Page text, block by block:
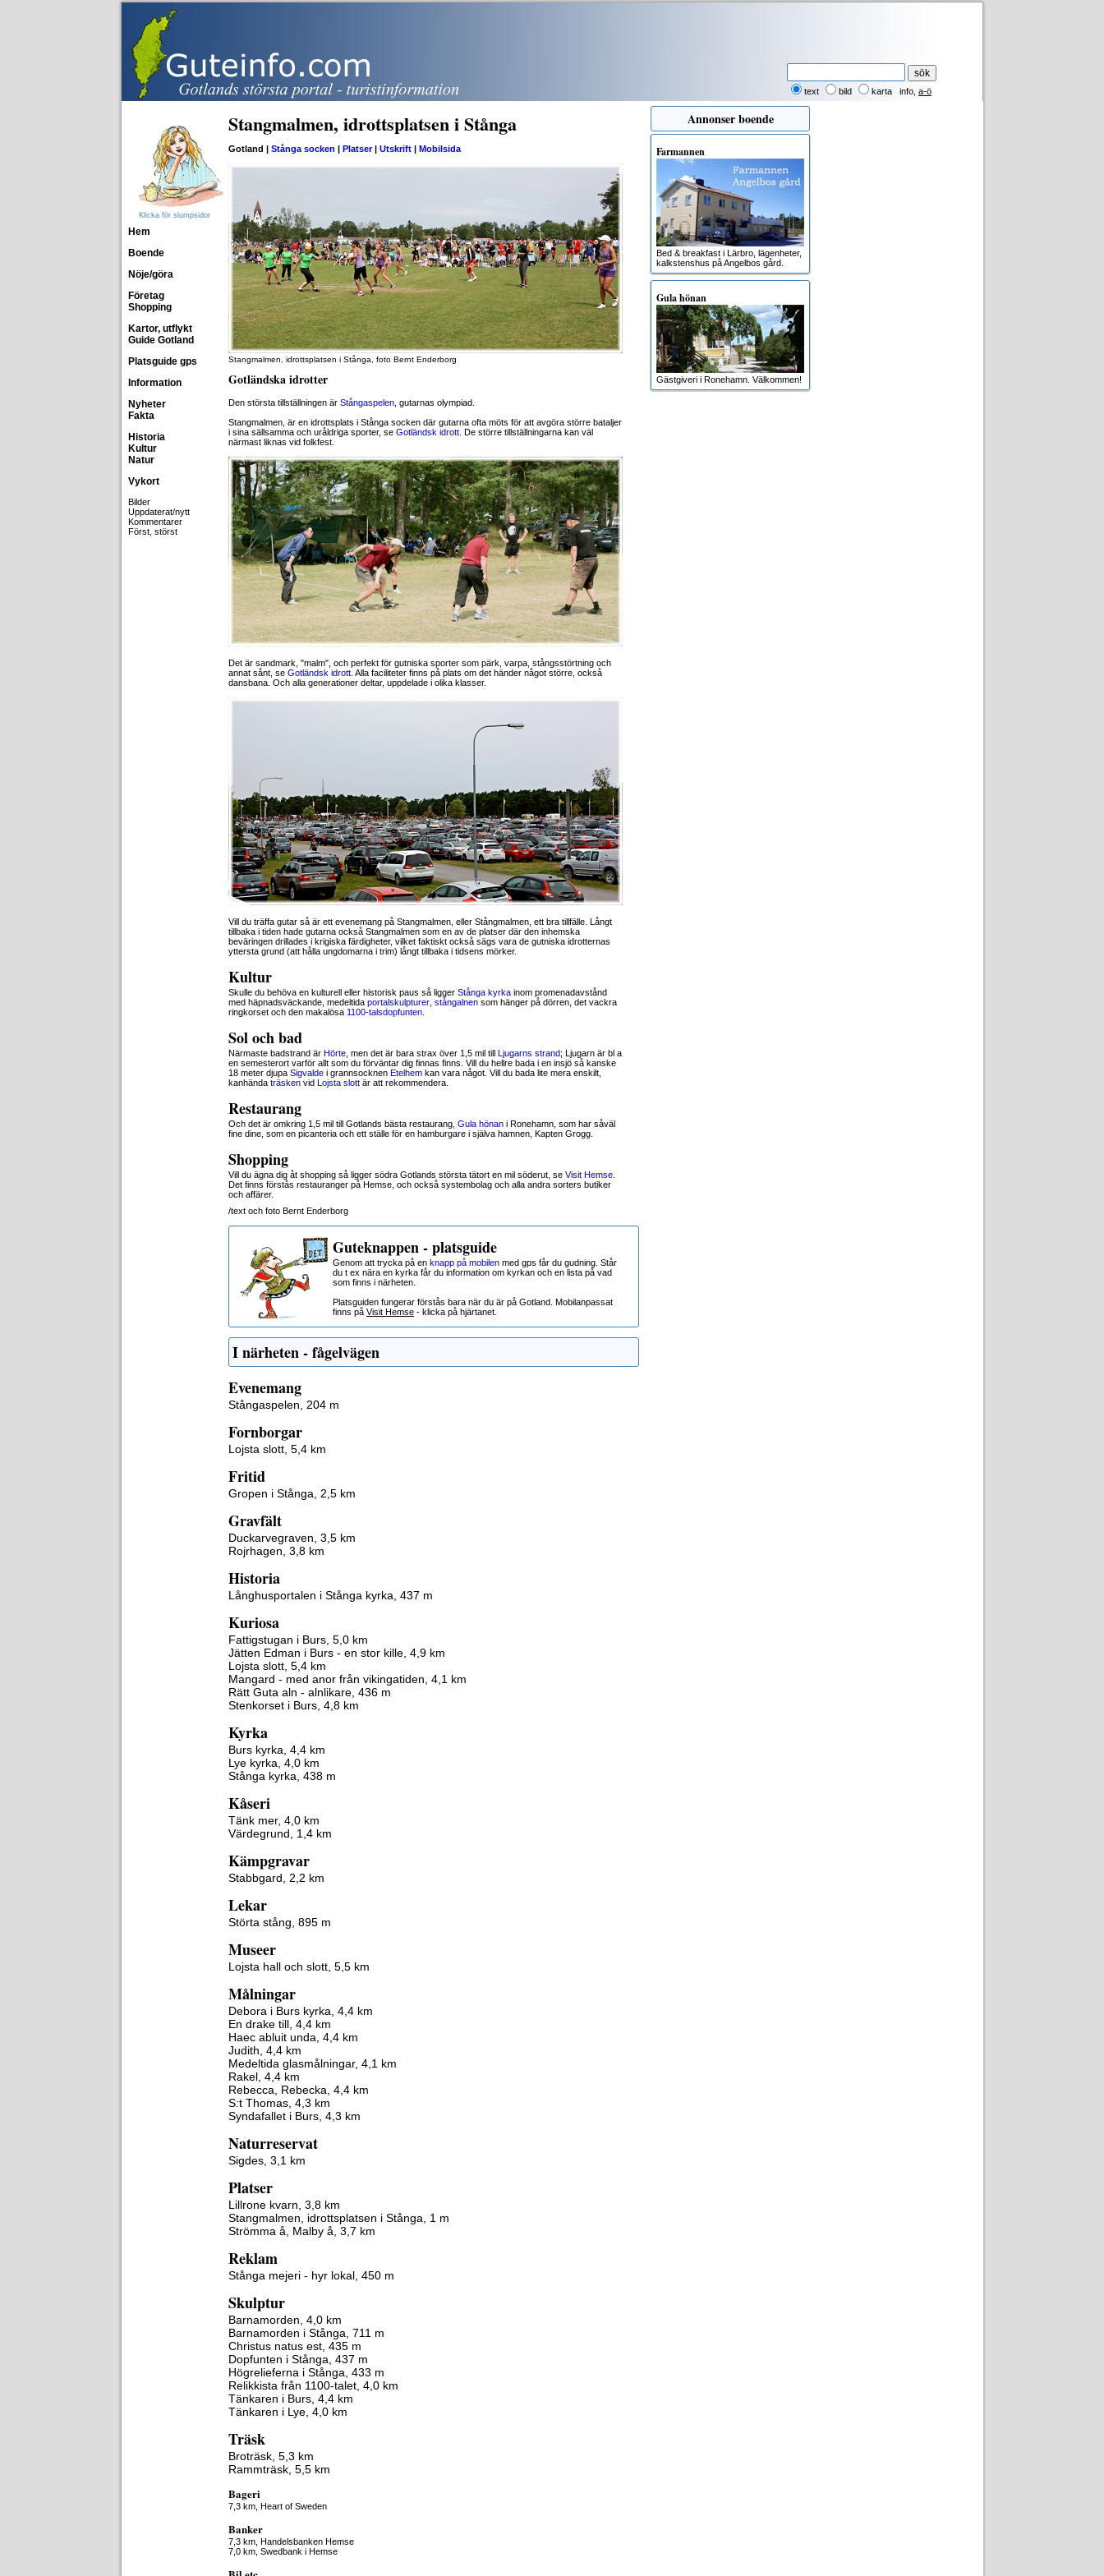
text bild karta info a-ö
Klicka för slumpsidor
Hem
Boende
Nöje/göra
Företag
Shopping
Kartor, utflykt
Guide Gotland
Platsguide gps
Information
Nyheter
Fakta
Historia
Kultur
Natur
Vykort
Bilder
Uppdaterat/nytt
Kommentarer
Först, störst
Stangmalmen, idrottsplatsen i Stånga
Gotland | Stånga socken | Platser| Utskrift | Mobilsida
Stangmalmen, idrottsplatsen i Stånga, foto Bernt Enderborg
Gotländska idrotter
Den största tillställningen är Stångaspelen , gutarnas olympiad.
Stangmalmen, är en idrottsplats i Stånga socken där gutarna ofta möts för att avgöra större bataljer
i sina sällsamma och uråldriga sporter, se Gotländsk idrott . De större tillställningarna kan väl
närmast liknas vid folkfest.
Det är sandmark, "malm", och perfekt för gutniska sporter som pärk, varpa, stångsstörtning och
annat sånt, se Gotländsk idrott . Alla faciliteter finns på plats om det händer något större, också
dansbana. Och alla generationer deltar, uppdelade i olika klasser.
Vill du träffa gutar så är ett evenemang på Stangmalmen, eller Stångmalmen, ett bra tillfälle. Långt
tillbaka i tiden hade gutarna också Stangmalmen som en av de platser där den inhemska
beväringen drillades i krigiska färdigheter, vilket faktiskt också sägs vara de gutniska idrotternas
yttersta grund (att hålla ungdomarna i trim) långt tillbaka i tidsens mörker.
Kultur
Skulle du behöva en kulturell eller historisk paus så ligger Stånga kyrka inom promenadavstånd
med häpnadsväckande, medeltida portalskulpturer stångalnen som hänger på dörren, det vackra
ringkorset och den makalösa 1100-talsdopfunten
Sol och bad
Närmaste badstrand är Hörte , men det är bara strax över 1,5 mil till Ljugarns strand; Ljugarn är bl a
en semesterort varför allt som du förväntar dig finnas finns. Vill du hellre bada i en insjö så kanske
18 meter djupa Sigvalde i grannsocknen Etelhem kan vara något. Vill du bada lite mera enskilt,
kanhända träsken vid Lojsta slott är att rekommendera.
Restaurang
Och det är omkring 1,5 mil till Gotlands bästa restaurang, Gula hönan i Ronehamn, som har såväl
fine dine, som en picanteria och ett ställe för en hamburgare i själva hamnen, Kapten Grogg.
Shopping
Vill du ägna dig åt shopping så ligger södra Gotlands största tätort en mil söderut, se Visit Hemse
Det finns förstås restauranger på Hemse, och också systembolag och alla andra sorters butiker
och affärer.
/text och foto Bernt Enderborg
Guteknappen - platsguide
Genom att trycka på en knapp på mobilen med gps får du gudning. Står
du t ex nära en kyrka får du information om kyrkan och en lista på vad
som finns i närheten.
Platsguiden fungerar förstås bara när du är på Gotland. Mobilanpassat
finns på Visit Hemse - klicka på hjärtanet.
I närheten - fågelvägen
Evenemang
Stångaspelen, 204 m
Fornborgar
Lojsta slott, 5,4 km
Fritid
Gropen i Stånga, 2,5 km
Gravfält
Duckarvegraven, 3,5 km
Rojrhagen, 3,8 km
Historia
Långhusportalen i Stånga kyrka, 437 m
Kuriosa
Fattigstugan i Burs, 5,0 km
Jätten Edman i Burs - en stor kille, 4,9 km
Lojsta slott, 5,4 km
Mangard - med anor från vikingatiden, 4,1 km
Rätt Guta aln - alnlikare, 436 m
Stenkorset i Burs, 4,8 km
Kyrka
Burs kyrka, 4,4 km
Lye kyrka, 4,0 km
Stånga kyrka, 438 m
Kåseri
Tänk mer, 4,0 km
Värdegrund, 1,4 km
Kämpgravar
Stabbgard, 2,2 km
Lekar
Störta stång, 895 m
Museer
Lojsta hall och slott, 5,5 km
Målningar
Debora i Burs kyrka, 4,4 km
En drake till, 4,4 km
Haec abluit unda, 4,4 km
Judith, 4,4 km
Medeltida glasmålningar, 4,1 km
Rakel, 4,4 km
Rebecca, Rebecka, 4,4 km
S:t Thomas, 4,3 km
Syndafallet i Burs, 4,3 km
Naturreservat
Sigdes, 3,1 km
Platser
Lillrone kvarn, 3,8 km
Stangmalmen, idrottsplatsen i Stånga, 1 m
Strömma å, Malby å, 3,7 km
Reklam
Stånga mejeri - hyr lokal, 450 m
Skulptur
Barnamorden, 4,0 km
Barnamorden i Stånga, 711 m
Christus natus est, 435 m
Dopfunten i Stånga, 437 m
Högrelieferna i Stånga, 433 m
Relikkista från 1100-talet, 4,0 km
Tänkaren i Burs, 4,4 km
Tänkaren i Lye, 4,0 km
Träsk
Broträsk, 5,3 km
Rammträsk, 5,5 km
Bageri
7,3 km, Heart of Sweden
Banker
7,3 km, Handelsbanken Hemse
7,0 km, Swedbank i Hemse
Annonser boende
Farmannen
Bed & breakfast i Lärbro, lägenheter,
kalkstenshus på Angelbos gård.
Gula hönan
Gästgiveri i Ronehamn. Välkommen!